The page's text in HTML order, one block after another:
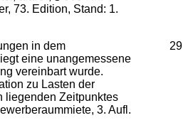
73. Edition, Stand: 1.
29
in dem
eine unangemessene
vereinbart wurde.
zu Lasten der
liegenden Zeitpunktes
3. Aufl.